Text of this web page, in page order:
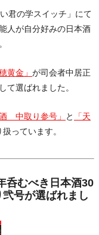
君の学スイッチ」にて
人が自分好みの日本酒
金」 が司会者中居正
て選ばれました。
中取り参号」 と
「天
扱っています。
呑むべき日本酒30
号が選ばれまし